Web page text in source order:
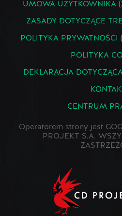
UMOWA UŻYTKOWNIKA
ZASADY DOTYCZĄCE
POLITYKA PRYWATNOŚCI
POLITYKA
DEKLARACJA
CENTRUM
Operatorem strony jest
PROJEKT S.A.